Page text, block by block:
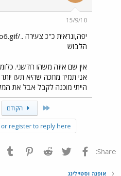
15/9/10
הלבוש
אין שם איזה משהו חדשני.
אני תמיד מחכה שהיא תעז
הייתי מוכנה לקבל אבל את
First הקודם
register to reply here.
Share: פייסבוק Twitter
Reddit
אופנה וסטיילינג